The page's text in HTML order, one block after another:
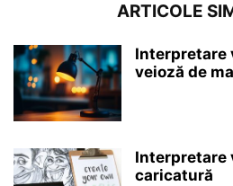
ARTICOLE
Interpretare
veioză de
Interpretare
caricatură